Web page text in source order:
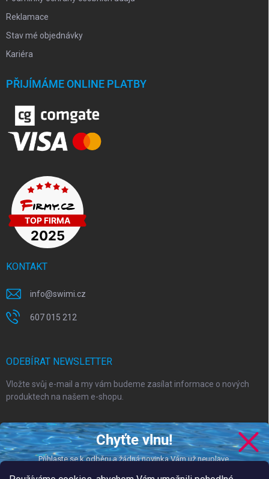
Reklamace
Stav mé objednávky
Kariéra
PŘIJÍMÁME ONLINE PLATBY
KONTAKT
info@swimi.cz
607 015 212
ODEBÍRAT NEWSLETTER
Vložte svůj e-mail a my vám budeme zasílat informace o nových
produktech na našem e-shopu.
E-MAIL
Chyťte vlnu!
Přihlaste se k odběru a žádná novinka Vám už neuplave.